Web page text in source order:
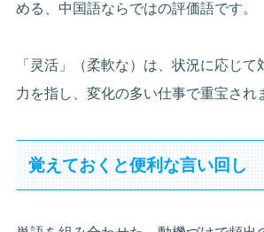
める、中国語ならではの評価語です。
「灵活」（柔軟な）は、状況に応じて
力を指し、変化の多い仕事で重宝され
覚えておくと便利な言い回し